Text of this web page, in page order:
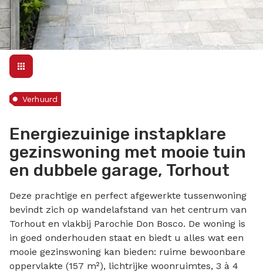
Energiezuinige instapklare
gezinswoning met mooie tuin
en dubbele garage, Torhout
Verhuurd
Deze prachtige en perfect afgewerkte tussenwoning
bevindt zich op wandelafstand van het centrum van
Torhout en vlakbij Parochie Don Bosco. De woning is
in goed onderhouden staat en biedt u alles wat een
mooie gezinswoning kan bieden: ruime bewoonbare
oppervlakte (157 m²), lichtrijke woonruimtes, 3 à 4